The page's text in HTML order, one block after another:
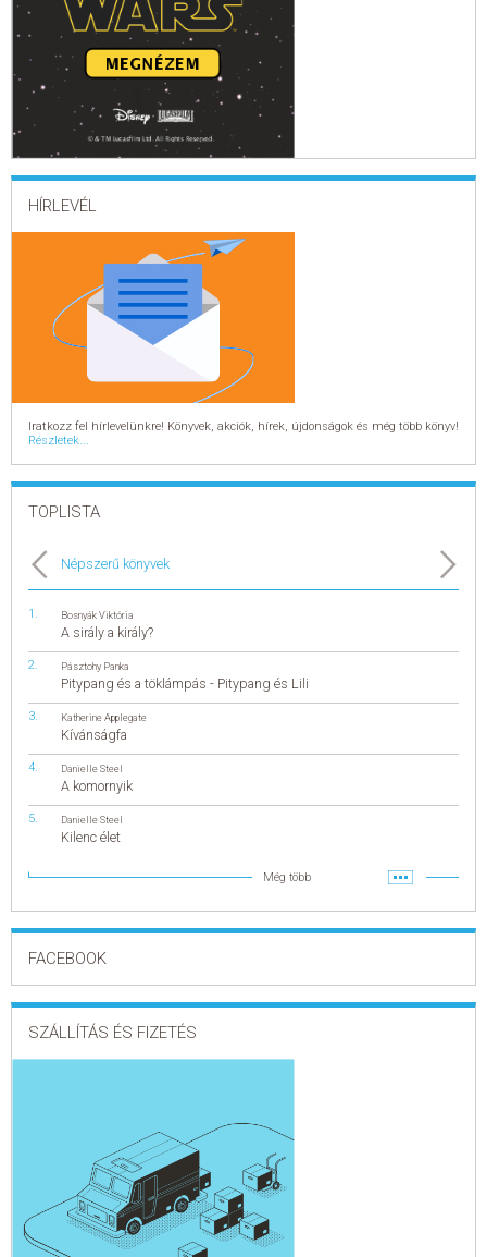
HÍRLEVÉL
Iratkozz fel hírlevelünkre! Könyvek, akciók, hírek, újdonságok és még több könyv!
Részletek...
TOPLISTA
Népszerű könyvek
Bosnyák Viktória
A sirály a király?
Pásztohy Panka
Pitypang és a töklámpás - Pitypang és Lili
Katherine Applegate
Kívánságfa
Danielle Steel
A komornyik
Danielle Steel
Kilenc élet
Még több
FACEBOOK
SZÁLLÍTÁS ÉS FIZETÉS